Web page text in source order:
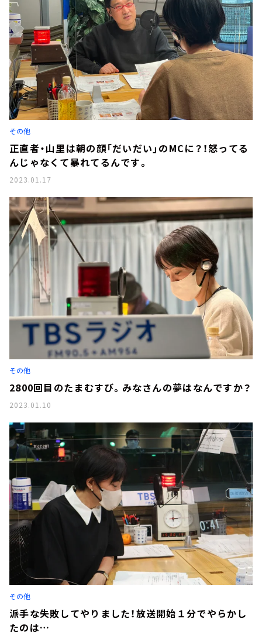
その他
正直者・山里は朝の顔「だいだい」のMCに？！怒ってる
んじゃなくて暴れてるんです。
2023.01.17
その他
2800回目のたまむすび。みなさんの夢はなんですか？
2023.01.10
その他
派手な失敗してやりました！放送開始１分でやらかし
たのは…